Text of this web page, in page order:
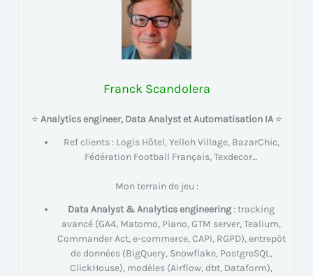
Franck Scandolera
⭐ Analytics engineer, Data Analyst et Automatisation IA⭐
Ref clients : Logis Hôtel, Yelloh Village, BazarChic,
Fédération Football Français, Texdecor…
Mon terrain de jeu :
Data Analyst & Analytics engineering : tracking
avancé (GA4, Matomo, Piano, GTM server, Tealium,
Commander Act, e-commerce, CAPI, RGPD), entrepôt
de données (BigQuery, Snowflake, PostgreSQL,
ClickHouse), modèles (Airflow, dbt, Dataform),